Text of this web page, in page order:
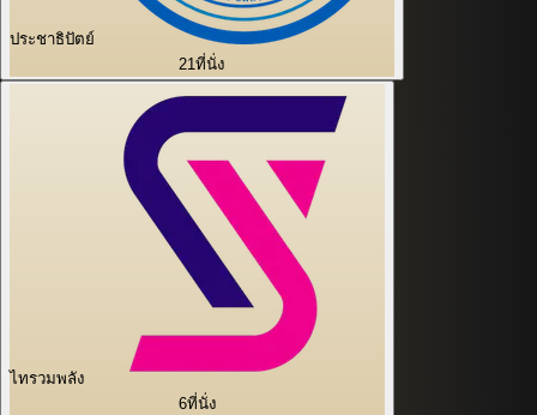
ประชาธิปัตย์
21ที่นั่ง
ไทรวมพลัง
6ที่นั่ง